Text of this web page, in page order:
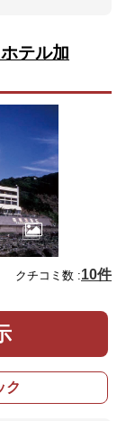
テル加
クチコミ数 :10件
ク